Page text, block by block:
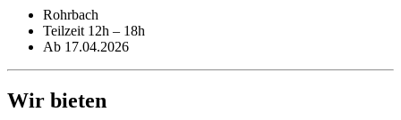
Rohrbach
Teilzeit 12h – 18h
Ab 17.04.2026
Wir bieten